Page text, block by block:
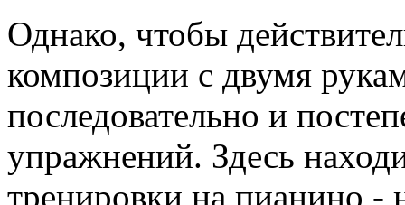
Однако, чтобы
композиции с двумя
последовательно и
упражнений. Здесь
тренировки на пианино -